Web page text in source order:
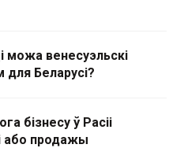
можа венесуэльскі
Беларусі?
бізнесу ў Расіі
або продажы